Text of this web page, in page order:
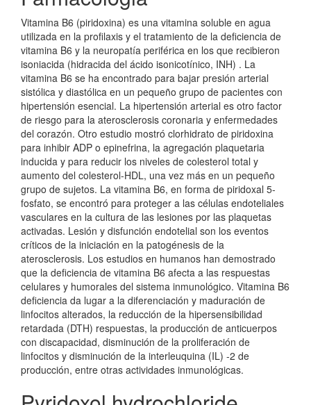
Vitamina B6 (piridoxina) es una vitamina soluble en agua
utilizada en la profilaxis y el tratamiento de la deficiencia de
vitamina B6 y la neuropatía periférica en los que recibieron
isoniacida (hidracida del ácido isonicotínico, INH) . La
vitamina B6 se ha encontrado para bajar presión arterial
sistólica y diastólica en un pequeño grupo de pacientes con
hipertensión esencial. La hipertensión arterial es otro factor
de riesgo para la aterosclerosis coronaria y enfermedades
del corazón. Otro estudio mostró clorhidrato de piridoxina
para inhibir ADP o epinefrina, la agregación plaquetaria
inducida y para reducir los niveles de colesterol total y
aumento del colesterol-HDL, una vez más en un pequeño
grupo de sujetos. La vitamina B6, en forma de piridoxal 5-
fosfato, se encontró para proteger a las células endoteliales
vasculares en la cultura de las lesiones por las plaquetas
activadas. Lesión y disfunción endotelial son los eventos
críticos de la iniciación en la patogénesis de la
aterosclerosis. Los estudios en humanos han demostrado
que la deficiencia de vitamina B6 afecta a las respuestas
celulares y humorales del sistema inmunológico. Vitamina B6
deficiencia da lugar a la diferenciación y maduración de
linfocitos alterados, la reducción de la hipersensibilidad
retardada (DTH) respuestas, la producción de anticuerpos
con discapacidad, disminución de la proliferación de
linfocitos y disminución de la interleuquina (IL) -2 de
producción, entre otras actividades inmunológicas.